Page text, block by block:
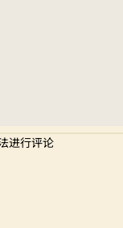
进行评论